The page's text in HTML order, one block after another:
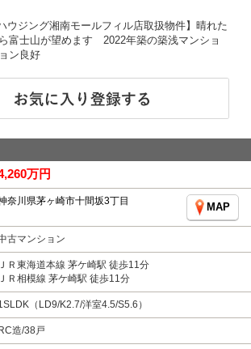
ウジング湘南モールフィル店取扱物件】晴れた
富士山が望めます 2022年築の築浅マンショ
ン良好
万円
奈川県茅ヶ崎市十間坂3丁目
MAP
古マンション
ＪＲ東海道本線 茅ケ崎駅 徒歩11分
ＪＲ相模線 茅ケ崎駅 徒歩11分
（LD9/K2.7/洋室4.5/S5.6）
RC造/38戸